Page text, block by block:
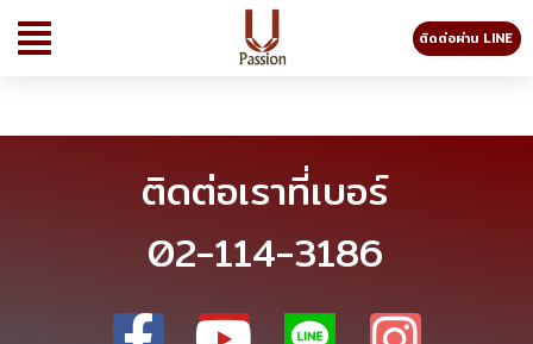
ติดต่อผ่าน LINE
ติดต่อเราที่เบอร์
02-114-3186